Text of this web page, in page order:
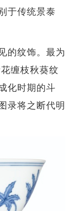
于传统景泰
的纹饰。最为
缠枝秋葵纹
化时期的斗
录将之断代明